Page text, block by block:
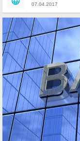
07.04.2017